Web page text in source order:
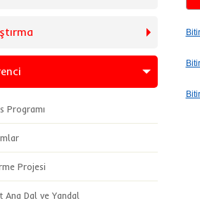
Programı
Projesi
Ana Dal ve Yandal